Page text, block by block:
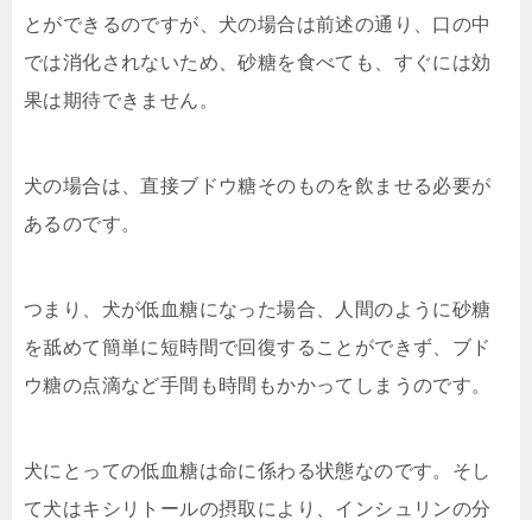
とができるのですが、犬の場合は前述の通り、口の中
では消化されないため、砂糖を食べても、すぐには効
果は期待できません。
犬の場合は、直接ブドウ糖そのものを飲ませる必要が
あるのです。
つまり、犬が低血糖になった場合、人間のように砂糖
を舐めて簡単に短時間で回復することができず、ブド
ウ糖の点滴など手間も時間もかかってしまうのです。
犬にとっての低血糖は命に係わる状態なのです。そし
て犬はキシリトールの摂取により、インシュリンの分